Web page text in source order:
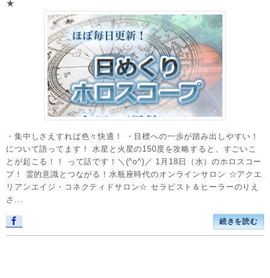
★
・集中しさえすれば色々快適！ ・目標への一歩が踏み出しやすい！
について語ってます！ 水星と火星の150度を攻略すると、すごいこ
とが起こる！！ って話です！＼(^o^)／ 1月18日（水）のホロスコー
プ！ 霊的意識とつながる！水瓶座時代のオンラインサロン ☆アクエ
リアンエイジ・コネクティドサロン☆ セラピスト＆ヒーラーのりえ
さ...
続きを読む